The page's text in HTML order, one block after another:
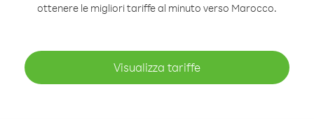
ottenere le migliori tariffe al minuto verso Marocco.
Visualizza tariffe